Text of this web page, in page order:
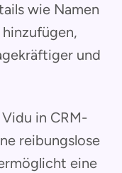
wie Namen
und
in CRM-
reibungslose
eine